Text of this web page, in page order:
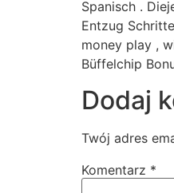
Spanisch .
Entzug
money play ,
Büffelchip
Dodaj
Twój adres
Komentarz *